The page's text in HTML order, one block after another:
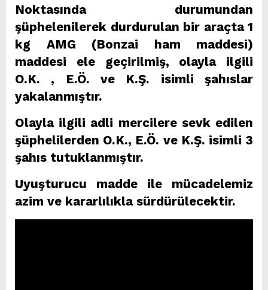
Noktasında durumundan
şüphelenilerek durdurulan bir araçta 1
kg AMG (Bonzai ham maddesi)
maddesi ele geçirilmiş, olayla ilgili
O.K. , E.Ö. ve K.Ş. isimli şahıslar
yakalanmıştır.
Olayla ilgili adli mercilere sevk edilen
şüphelilerden O.K., E.Ö. ve K.Ş. isimli 3
şahıs tutuklanmıştır.
Uyuşturucu madde ile mücadelemiz
azim ve kararlılıkla sürdürülecektir.